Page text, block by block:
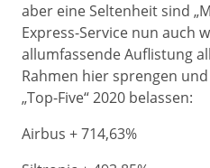
aber eine Seltenheit sind
Express-Service nun auch
allumfassende Auflistung
Rahmen hier sprengen
„Top-Five“ 2020 belassen:
Airbus + 714,63%